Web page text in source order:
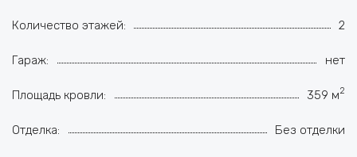
Количество этажей: 2
Гараж: нет
Площадь кровли: 359 м2
Отделка: Без отделки